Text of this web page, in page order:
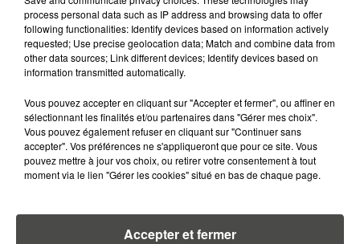
BOUTEILLES D'EAU
DISPARAISSENT DES RAYONS...
5 août 2026
MANGER SAINEMENT COÛTE 25 %
PLUS CHER QU'IL Y A CINQ ANS,
ALERTE L’ONU
5 août 2026
QUELLES SONT LES MARQUES QUI
OFFRENT LE MEILLEUR RAPPORT...
process personal data such as IP address and browsing data to offer
following functionalities: Identify devices based on information actively
requested; Use precise geolocation data; Match and combine data from
other data sources; Link different devices; Identify devices based on
information transmitted automatically.
Vous pouvez accepter en cliquant sur "Accepter et fermer", ou affiner en
sélectionnant les finalités et/ou partenaires dans "Gérer mes choix".
Vous pouvez également refuser en cliquant sur "Continuer sans
accepter". Vos préférences ne s'appliqueront que pour ce site. Vous
pouvez mettre à jour vos choix, ou retirer votre consentement à tout
moment via le lien "Gérer les cookies" situé en bas de chaque page.
Accepter et fermer